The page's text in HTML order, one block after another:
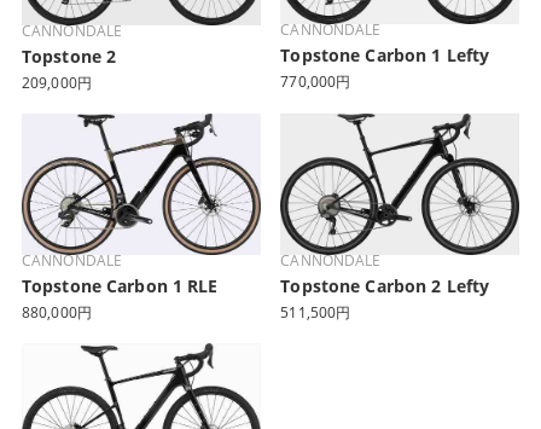
CANNONDALE
Topstone 2
209,000円
CANNONDALE
Topstone Carbon 1 Lefty
770,000円
CANNONDALE
Topstone Carbon 1 RLE
880,000円
CANNONDALE
Topstone Carbon 2 Lefty
511,500円